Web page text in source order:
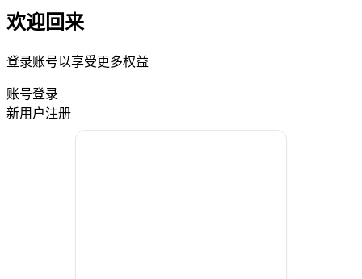
欢迎回来
登录账号以享受更多权益
账号登录
新用户注册